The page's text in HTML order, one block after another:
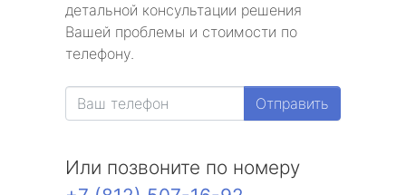
детальной консультации решения
Вашей проблемы и стоимости по
телефону.
Отправить
Или позвоните по номеру